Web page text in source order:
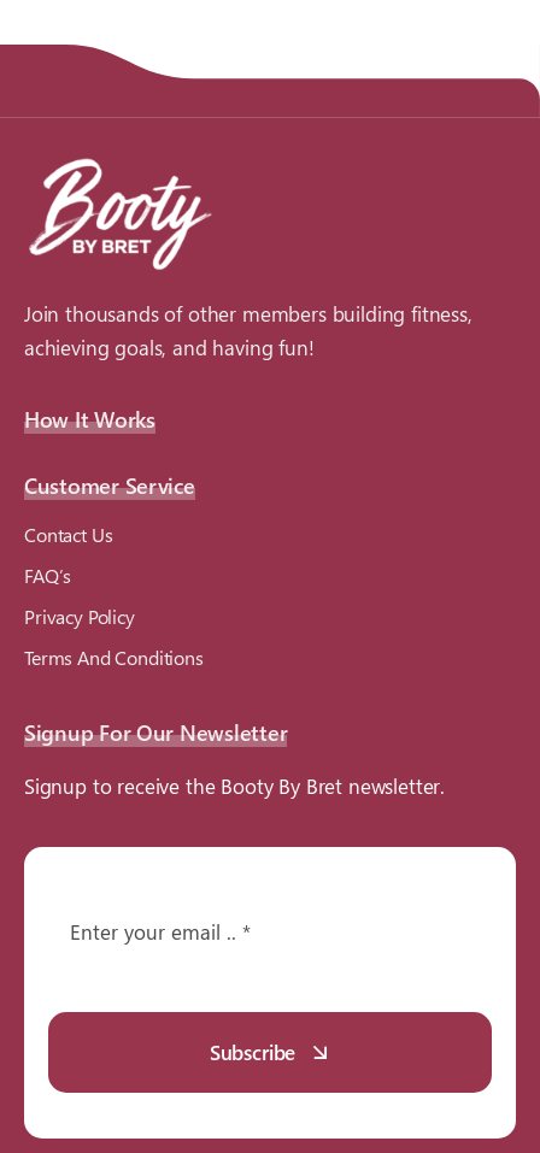
Join thousands of other members building fitness,
achieving goals, and having fun!
How It Works
Customer Service
Contact Us
FAQ’s
Privacy Policy
Terms And Conditions
Signup For Our Newsletter
Signup to receive the Booty By Bret newsletter.
Subscribe